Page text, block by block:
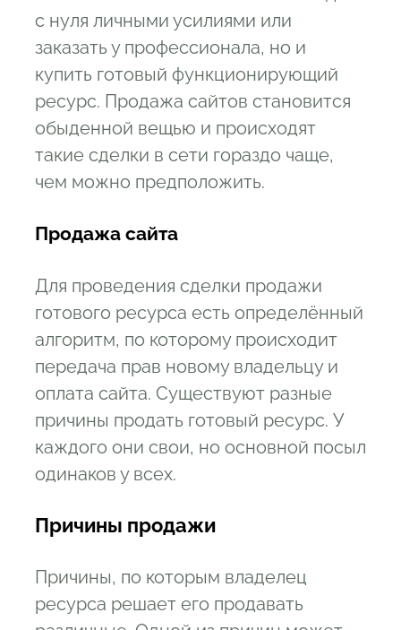
с нуля личными усилиями или
заказать у профессионала, но и
купить готовый функционирующий
ресурс. Продажа сайтов становится
обыденной вещью и происходят
такие сделки в сети гораздо чаще,
чем можно предположить.
Продажа сайта
Для проведения сделки продажи
готового ресурса есть определённый
алгоритм, по которому происходит
передача прав новому владельцу и
оплата сайта. Существуют разные
причины продать готовый ресурс. У
каждого они свои, но основной посыл
одинаков у всех.
Причины продажи
Причины, по которым владелец
ресурса решает его продавать